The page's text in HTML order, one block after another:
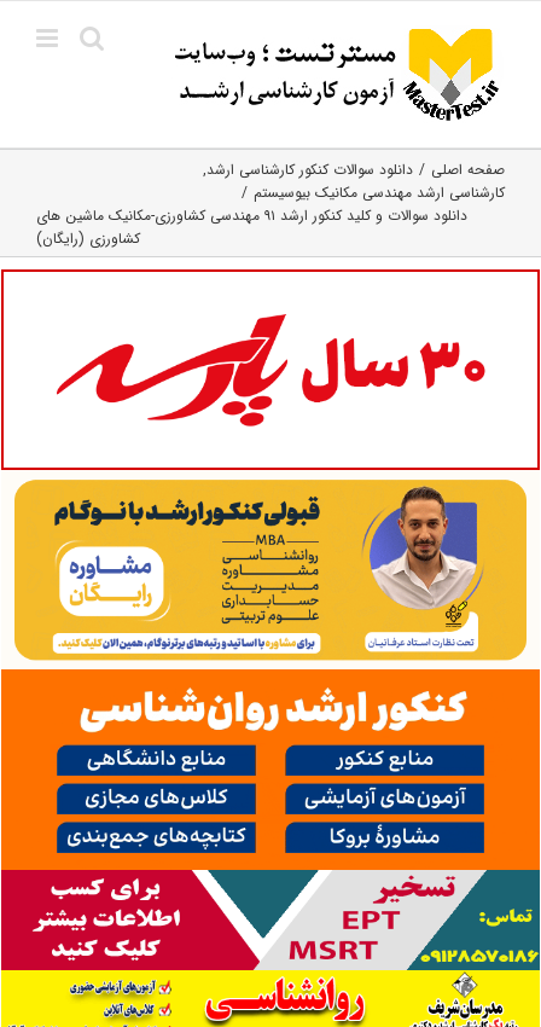
content
صفحه اصلی
دانلود سوالات کنکور کارشناسی ارشد
کارشناسی ارشد مهندسی مکانیک بیوسیستم
دانلود سوالات و کلید کنکور ارشد ۹۱ مهندسی کشاورزی-مکانیک ماشین های
کشاورزی (رایگان)